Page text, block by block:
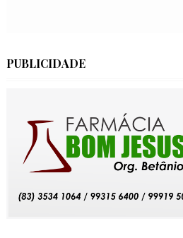
PUBLICIDADE